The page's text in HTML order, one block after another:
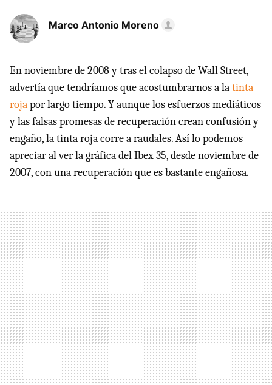
Marco Antonio Moreno
En noviembre de 2008 y tras el colapso de Wall Street,
advertía que tendríamos que acostumbrarnos a latinta
rojapor largo tiempo. Y aunque los esfuerzos mediáticos
y las falsas promesas de recuperación crean confusión y
engaño, la tinta roja corre a raudales. Así lo podemos
apreciar al ver la gráfica del Ibex 35, desde noviembre de
2007, con una recuperación que es bastante engañosa.